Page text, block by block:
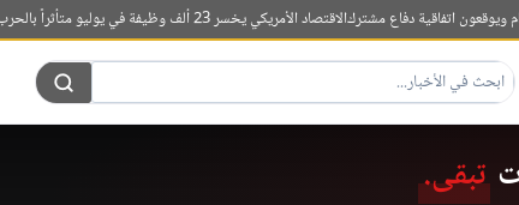
اتفاقية دفاع مشتركالاقتصاد الأمريكي يخسر 23 ألف وظيفة في يوليو متأثراً بالحرب على إيران
تبقى.